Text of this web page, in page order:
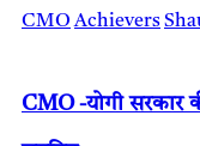
CMO Achievers
CMO -योगी सरकार